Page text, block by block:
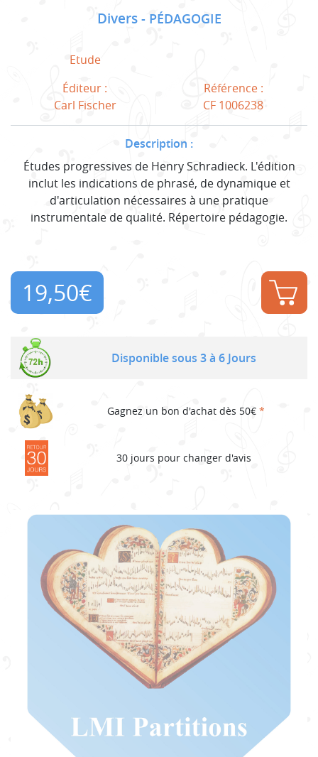
Divers PÉDAGOGIE
Etude
Éditeur :
Carl Fischer
Référence :
CF 1006238
Description :
Études progressives de Henry Schradieck. L'édition
inclut les indications de phrasé, de dynamique et
d'articulation nécessaires à une pratique
instrumentale de qualité. Répertoire pédagogie.
19,50€
Disponible sous 3 à 6 Jours
Gagnez un bon d'achat dès 50€ *
30 jours pour changer d'avis